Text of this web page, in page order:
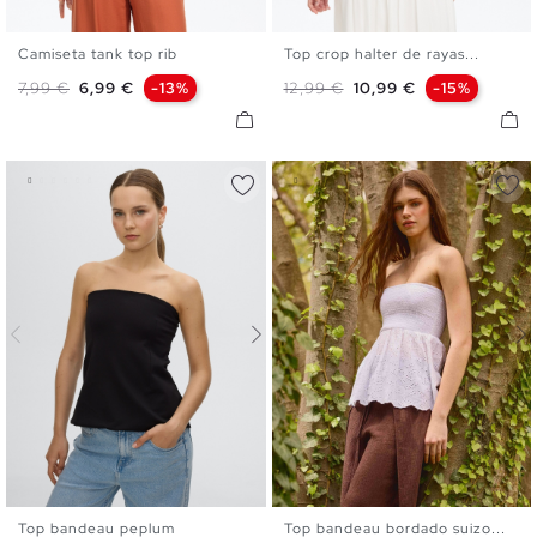
Camiseta tank top rib
Precio base
7,99 € Precio
6,99 € -13%
XS
Top crop halter de rayas...
Precio base
12,99 € Precio
10,99 € -15%
Top bandeau peplum Top bandeau bordado suizo...